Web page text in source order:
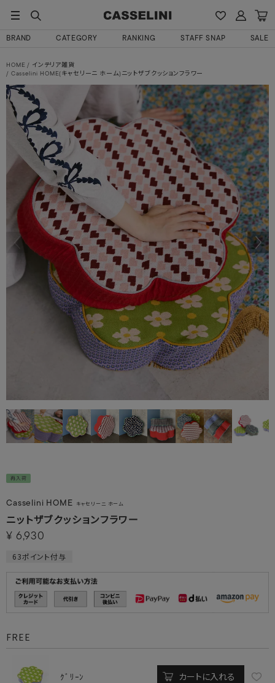
BRAND CATEGORY RANKING STAFF SNAP SALE
HOME
インテリア雑貨
Casselini HOME(キャセリーニ ホーム)ニットザブクッションフラワー
再入荷
Casselini HOME キャセリーニ ホーム
ニットザブクッションフラワー
¥ 6,930
63ポイント付与
FREE
ｸﾞﾘｰﾝ カートに入れる